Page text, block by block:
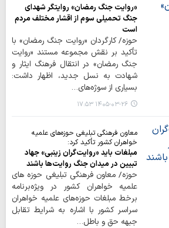
«روایت جنگ رمضان» روایتگر شهدای
جنگ تحمیلی سوم از اقشار مختلف مردم
است
حوزه/ کارگردان «روایت جنگ رمضان» با
تأکید بر نقش مجموعه مستند «روایت
جنگ رمضان» در انتقال فرهنگ ایثار و
شهادت به نسل جدید، اظهار داشت:
بسیاری از سوژه‌های…
۱۴۰۵-۰۳-۲۶ ۱۷:۵۳
معاون فرهنگی تبلیغی حوزه‌های علمیه
خواهران کشور تأکید کرد:
مبلغات باید «روایت‌گران زینبی» جهاد
تبیین در میدان جنگ روایت‌ها باشند
حوزه/ معاون فرهنگی تبلیغی حوزه های
علمیه خواهران کشور در ویژه‌برنامه
برخط مبلغات حوزه‌های علمیه خواهران
سراسر کشور با اشاره به شرایط تقابل
جبهه حق و باطل…